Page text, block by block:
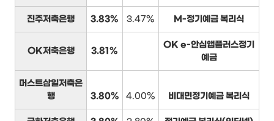
진주저축은행 3.83% 3.47% M-정기예금 복리식
OK저축은행 3.81%
OK e-안심앱플러스정기
예금
머스트삼일저축은
행
3.80% 4.00% 비대면정기예금 복리식